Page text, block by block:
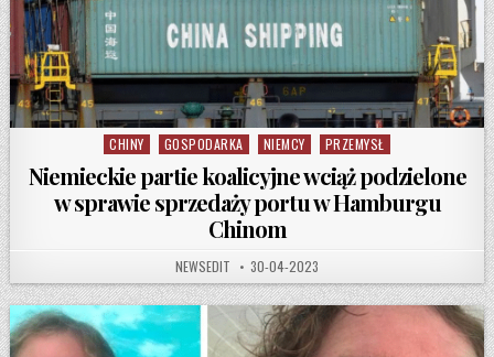
Posted in
CHINY GOSPODARKA NIEMCY PRZEMYSŁ
Niemieckie partie koalicyjne wciąż podzielone
w sprawie sprzedaży portu w Hamburgu
Chinom
AUTHOR:
NEWSEDIT PUBLISHED DATE:
30-04-2023